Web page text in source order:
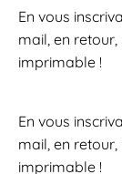
En vous
mail, en
imprimable !
En vous
mail, en
imprimable !